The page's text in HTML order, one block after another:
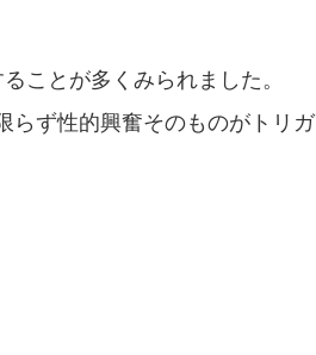
ことが多くみられました。
らず性的興奮そのものがトリガ